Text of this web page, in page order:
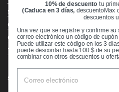
Shipping Policy
Open Cookie Banner
Comprehensive Guide to Ball
Track your Order
Supported payment methods
10% de descuento tu
(Caduca en 3 días,descuentoMax
descuentos
Una vez que se registre y confirme
correo electrónico un código de
Puede utilizar este código en los 3
puede descontar hasta 100 $ de su
combinar con otros descuentos u